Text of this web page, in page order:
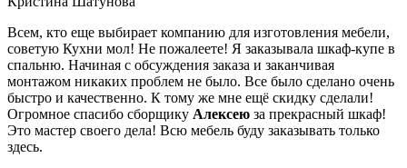
Всем, кто еще выбирает компанию для изготовления мебели,
советую Кухни мол! Не пожалеете! Я заказывала шкаф-купе в
спальню. Начиная с обсуждения заказа и заканчивая
монтажом никаких проблем не было. Все было сделано очень
быстро и качественно. К тому же мне ещё скидку сделали!
Огромное спасибо сборщику Алексею за прекрасный шкаф!
Это мастер своего дела! Всю мебель буду заказывать только
здесь.